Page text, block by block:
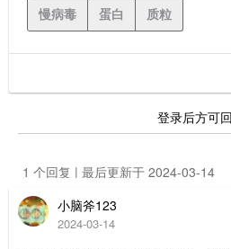
慢病毒 蛋白 质粒
登录后方可
1 个回复 | 最后更新于 2024-03-14
小脑斧123
2024-03-14